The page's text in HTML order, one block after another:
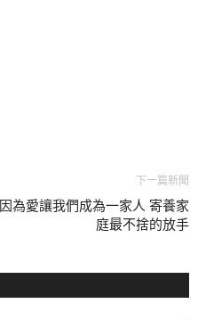
下一篇新聞
因為愛讓我們成為一家人 寄養家
庭最不捨的放手